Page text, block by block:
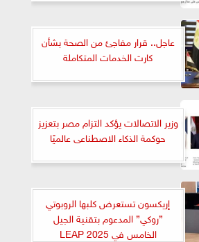
عاجل.. قرار مفاجئ من الصحة بشأن
كارت الخدمات المتكاملة
وزير الاتصالات يؤكد التزام مصر بتعزيز
حوكمة الذكاء الاصطناعى عالميًا
إريكسون تستعرض كلبها الروبوتي
”روكي” المدعوم بتقنية الجيل
الخامس في LEAP 2025